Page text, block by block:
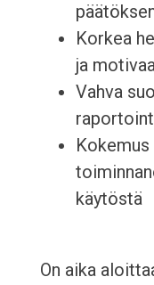
Korkea
ja
Vahva
Kokemus
käytöstä
On aika